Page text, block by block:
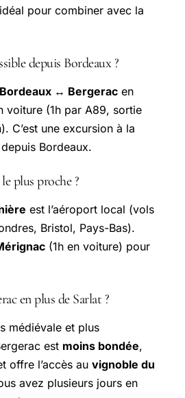
pour combiner avec la
depuis Bordeaux ?
Bordeaux ↔ Bergerac en
voiture (1h par A89, sortie
C’est une excursion à la
Bordeaux.
plus proche ?
est l’aéroport local (vols
Bristol, Pays-Bas).
(1h en voiture) pour
en plus de Sarlat ?
médiévale et plus
est moins bondée,
offre l’accès au vignoble du
avez plusieurs jours en